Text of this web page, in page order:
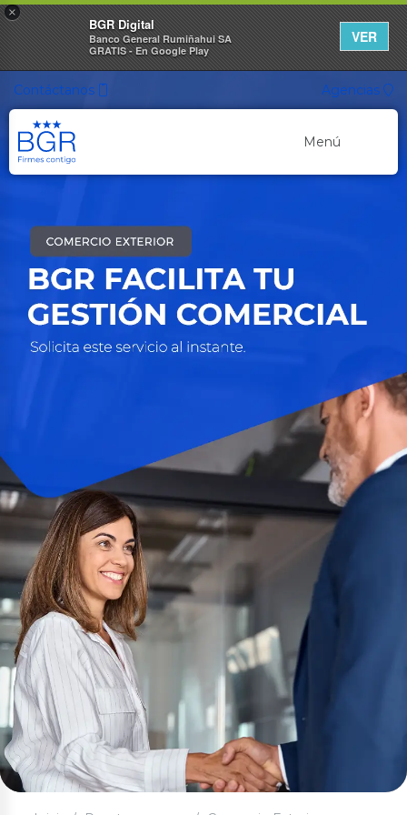
×
BGR Digital
Banco General Rumiñahui SA
GRATIS - En Google Play
VER
Contáctanos Agencias
Menú
Banca Empresarial
Canales de Atención
Cuentas Ahorro
Cuenta ON Nuevo
Cuentas Corrientes
Cuenta Corriente
Cuenta Corriente Premium
Créditos Hipotecarios
VIS y VIP
Tu Casa Civil
Tu Casa Militares
Terreno
Renueva Tu Casa
Créditos de Consumo
Inmediato
Consumo
Anticipo de Sueldo en Línea Nuevo
Nuevo